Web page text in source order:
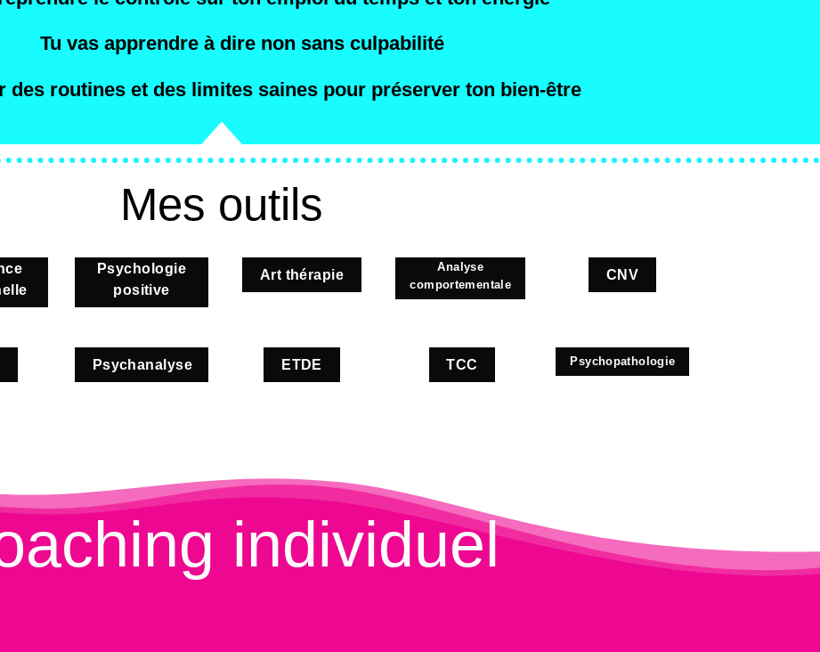
Tu vas apprendre à dire non sans culpabilité
des routines et des limites saines pour préserver ton bien-être
Mes outils
Psychologie
positive
Art thérapie
Analyse
comportementale
CNV
Psychanalyse ETDE TCC Psychopathologie
individuel